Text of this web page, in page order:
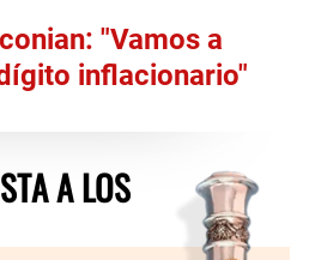
"Vamos a
inflacionario"
A LOS